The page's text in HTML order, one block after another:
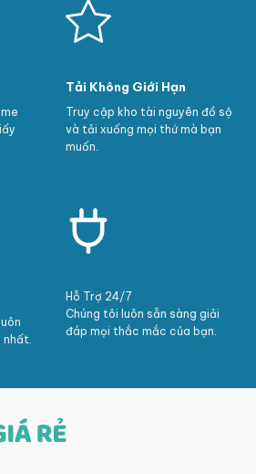
Tải Không Giới Hạn
Truy cập kho tài nguyên đồ sộ
và tải xuống mọi thứ mà bạn
muốn.
Hỗ Trợ 24/7
Chúng tôi luôn sẵn sàng giải
đáp mọi thắc mắc của bạn.